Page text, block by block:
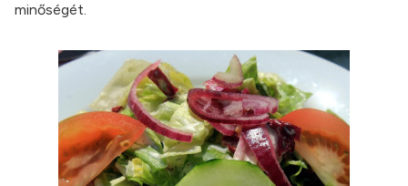
minőségét.